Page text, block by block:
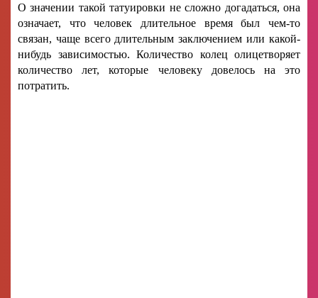
О значении такой татуировки не сложно догадаться, она
означает, что человек длительное время был чем-то
связан, чаще всего длительным заключением или какой-
нибудь зависимостью. Количество колец олицетворяет
количество лет, которые человеку довелось на это
потратить.